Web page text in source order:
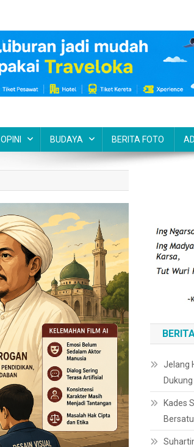
OPINI BUDAYA BERITA FOTO
Jelang
Kades